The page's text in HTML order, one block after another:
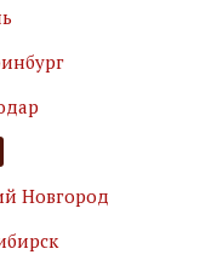
персональных
Новгород